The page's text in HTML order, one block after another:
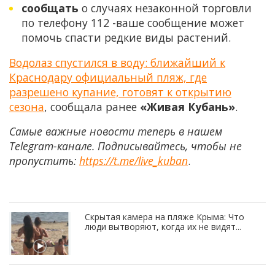
сообщать о случаях незаконной торговли
по телефону 112 -ваше сообщение может
помочь спасти редкие виды растений.
Водолаз спустился в воду: ближайший к
Краснодару официальный пляж, где
разрешено купание, готовят к открытию
сезона, сообщала ранее «Живая Кубань».
Самые важные новости теперь в нашем
Telegram-канале. Подписывайтесь, чтобы не
пропустить: https://t.me/live_kuban.
Скрытая камера на пляже Крыма: Что
люди вытворяют, когда их не видят...